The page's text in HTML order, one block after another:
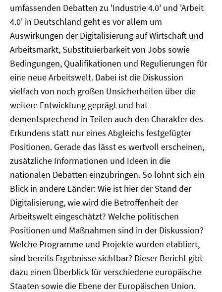
umfassenden Debatten zu 'Industrie 4.0' und 'Arbeit
4.0' in Deutschland geht es vor allem um
Auswirkungen der Digitalisierung auf Wirtschaft und
Arbeitsmarkt, Substituierbarkeit von Jobs sowie
Bedingungen, Qualifikationen und Regulierungen für
eine neue Arbeitswelt. Dabei ist die Diskussion
vielfach von noch großen Unsicherheiten über die
weitere Entwicklung geprägt und hat
dementsprechend in Teilen auch den Charakter des
Erkundens statt nur eines Abgleichs festgefügter
Positionen. Gerade das lässt es wertvoll erscheinen,
zusätzliche Informationen und Ideen in die
nationalen Debatten einzubringen. So lohnt sich ein
Blick in andere Länder: Wie ist hier der Stand der
Digitalisierung, wie wird die Betroffenheit der
Arbeitswelt eingeschätzt? Welche politischen
Positionen und Maßnahmen sind in der Diskussion?
Welche Programme und Projekte wurden etabliert,
sind bereits Ergebnisse sichtbar? Dieser Bericht gibt
dazu einen Überblick für verschiedene europäische
Staaten sowie die Ebene der Europäischen Union.